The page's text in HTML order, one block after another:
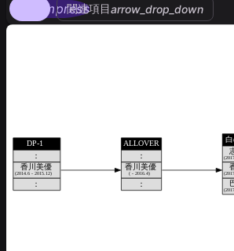
compress
関連項目arrow_drop_down